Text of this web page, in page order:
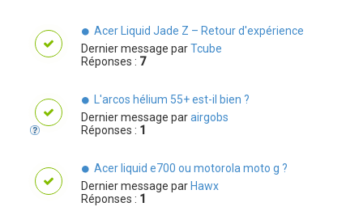
Acer Liquid Jade Z – Retour d'expérience
Dernier message parTcube
Réponses : 7
L'arcos hélium 55+ est-il bien ?
Dernier message parairgobs
Réponses : 1
Acer liquid e700 ou motorola moto g ?
Dernier message parHawx
Réponses : 1